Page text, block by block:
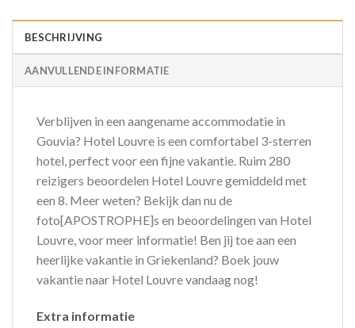
BESCHRIJVING
AANVULLENDE INFORMATIE
Verblijven in een aangename accommodatie in
Gouvia? Hotel Louvre is een comfortabel 3-sterren
hotel, perfect voor een fijne vakantie. Ruim 280
reizigers beoordelen Hotel Louvre gemiddeld met
een 8. Meer weten? Bekijk dan nu de
foto[APOSTROPHE]s en beoordelingen van Hotel
Louvre, voor meer informatie! Ben jij toe aan een
heerlijke vakantie in Griekenland? Boek jouw
vakantie naar Hotel Louvre vandaag nog!
Extra informatie